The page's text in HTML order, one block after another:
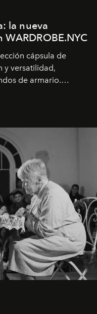
la nueva
cápsula de
y versatilidad,
de armario.
agosto.